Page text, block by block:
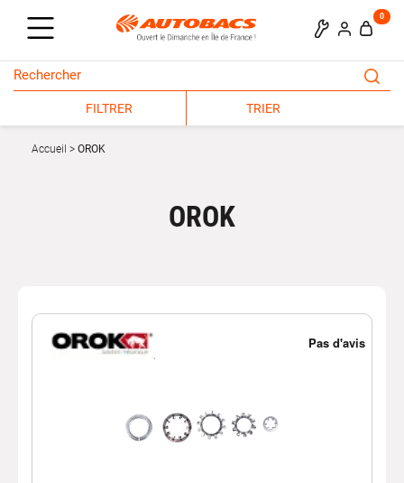
0
FILTRER TRIER
Accueil OROK
OROK